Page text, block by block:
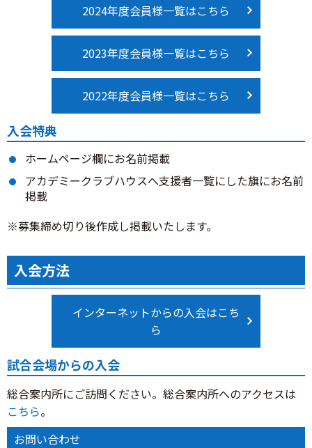
2024年度会員様一覧はこちら
2023年度会員様一覧はこちら
2022年度会員様一覧はこちら
入会特典
ホームページ欄にお名前掲載
アカデミークラブハウスへ支援者一覧にした旗にお名前
掲載
※募集締め切り後作成し掲載いたします。
入会方法
インターネットからの入会はこち
ら
試合会場からの入会
総合案内所にご訪問ください。総合案内所へのアクセスは
こちら。
お問い合わせ